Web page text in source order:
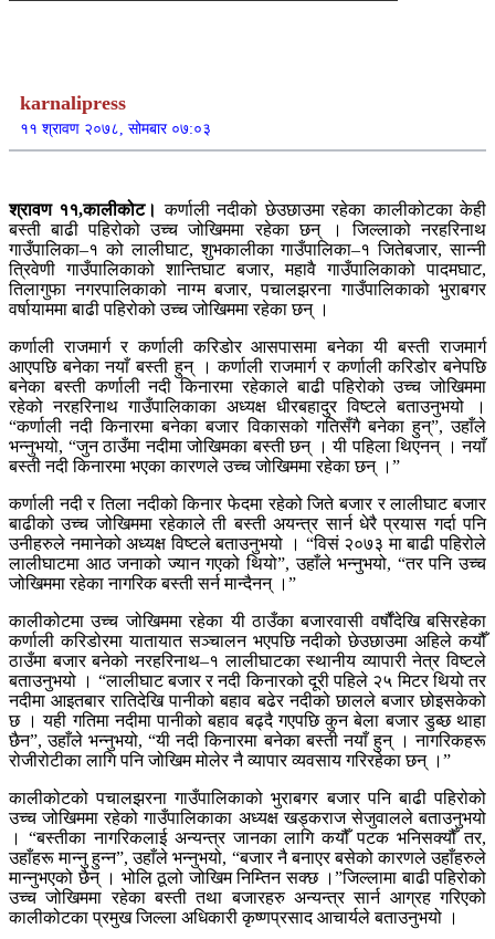
karnalipress
११ श्रावण २०७८, सोमबार ०७:०३
श्रावण ११,कालीकोट। कर्णाली नदीको छेउछाउमा रहेका कालीकोटका केही
बस्ती बाढी पहिरोको उच्च जोखिममा रहेका छन् । जिल्लाको नरहरिनाथ
गाउँपालिका–१ को लालीघाट, शुभकालीका गाउँपालिका–१ जितेबजार, सान्नी
त्रिवेणी गाउँपालिकाको शान्तिघाट बजार, महावै गाउँपालिकाको पादमघाट,
तिलागुफा नगरपालिकाको नाग्म बजार, पचालझरना गाउँपालिकाको भुराबगर
वर्षायाममा बाढी पहिरोको उच्च जोखिममा रहेका छन् ।
कर्णाली राजमार्ग र कर्णाली करिडोर आसपासमा बनेका यी बस्ती राजमार्ग
आएपछि बनेका नयाँ बस्ती हुन् । कर्णाली राजमार्ग र कर्णाली करिडोर बनेपछि
बनेका बस्ती कर्णाली नदी किनारमा रहेकाले बाढी पहिरोको उच्च जोखिममा
रहेको नरहरिनाथ गाउँपालिकाका अध्यक्ष धीरबहादुर विष्टले बताउनुभयो ।
“कर्णाली नदी किनारमा बनेका बजार विकासको गतिसँगै बनेका हुन्”, उहाँले
भन्नुभयो, “जुन ठाउँमा नदीमा जोखिमका बस्ती छन् । यी पहिला थिएनन् । नयाँ
बस्ती नदी किनारमा भएका कारणले उच्च जोखिममा रहेका छन् ।”
कर्णाली नदी र तिला नदीको किनार फेदमा रहेको जिते बजार र लालीघाट बजार
बाढीको उच्च जोखिममा रहेकाले ती बस्ती अयन्त्र सार्न धेरै प्रयास गर्दा पनि
उनीहरुले नमानेको अध्यक्ष विष्टले बताउनुभयो । “विसं २०७३ मा बाढी पहिरोले
लालीघाटमा आठ जनाको ज्यान गएको थियो”, उहाँले भन्नुभयो, “तर पनि उच्च
जोखिममा रहेका नागरिक बस्ती सर्न मान्दैनन् ।”
कालीकोटमा उच्च जोखिममा रहेका यी ठाउँका बजारवासी वर्षौंदेखि बसिरहेका
कर्णाली करिडोरमा यातायात सञ्चालन भएपछि नदीको छेउछाउमा अहिले कयौँ
ठाउँमा बजार बनेको नरहरिनाथ–१ लालीघाटका स्थानीय व्यापारी नेत्र विष्टले
बताउनुभयो । “लालीघाट बजार र नदी किनारको दूरी पहिले २५ मिटर थियो तर
नदीमा आइतबार रातिदेखि पानीको बहाव बढेर नदीको छालले बजार छोइसकेको
छ । यही गतिमा नदीमा पानीको बहाव बढ्दै गएपछि कुन बेला बजार डुब्छ थाहा
छैन”, उहाँले भन्नुभयो, “यी नदी किनारमा बनेका बस्ती नयाँ हुन् । नागरिकहरू
रोजीरोटीका लागि पनि जोखिम मोलेर नै व्यापार व्यवसाय गरिरहेका छन् ।”
कालीकोटको पचालझरना गाउँपालिकाको भुराबगर बजार पनि बाढी पहिरोको
उच्च जोखिममा रहेको गाउँपालिकाका अध्यक्ष खड्कराज सेजुवालले बताउनुभयो
। “बस्तीका नागरिकलाई अन्यन्त्र जानका लागि कयौँ पटक भनिसक्यौँ तर,
उहाँहरू मान्नु हुन्न”, उहाँले भन्नुभयो, “बजार नै बनाएर बसेको कारणले उहाँहरुले
मान्नुभएको छैन् । भोलि ठूलो जोखिम निम्तिन सक्छ ।”जिल्लामा बाढी पहिरोको
उच्च जोखिममा रहेका बस्ती तथा बजारहरु अन्यन्त्र सार्न आग्रह गरिएको
कालीकोटका प्रमुख जिल्ला अधिकारी कृष्णप्रसाद आचार्यले बताउनुभयो ।